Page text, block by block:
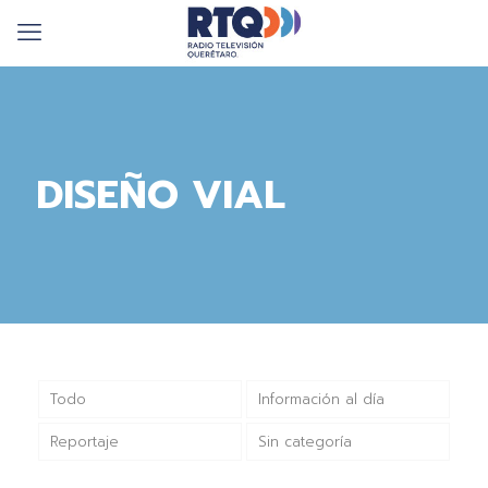
DISEÑO VIAL
Todo Información al día
Reportaje Sin categoría